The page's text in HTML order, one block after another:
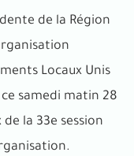
de la Région
Locaux Unis
ce samedi matin 28
la 33e session